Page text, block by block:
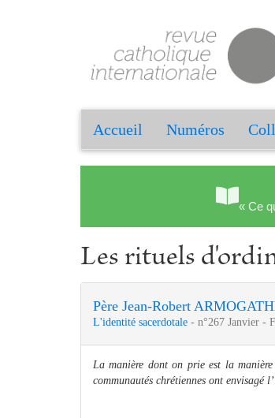
Accueil Numéros
« Ce
Les rituels
Père Jean-Robert
L'identité sacerdotale - n°267 Janvier -
La manière dont on prie est la
communautés chrétiennes ont envisagé